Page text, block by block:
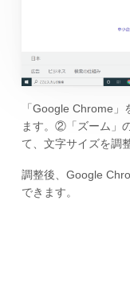
「Google Chrome
ます。②「ズーム」
て、文字サイズを調
調整後、Google
できます。